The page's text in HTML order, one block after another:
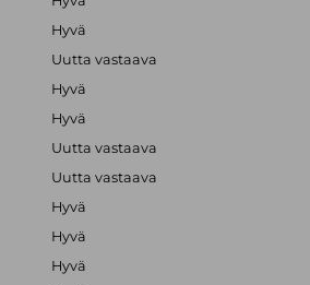
Hyvä
Uutta vastaava
Hyvä
Hyvä
Uutta vastaava
Uutta vastaava
Hyvä
Hyvä
Hyvä